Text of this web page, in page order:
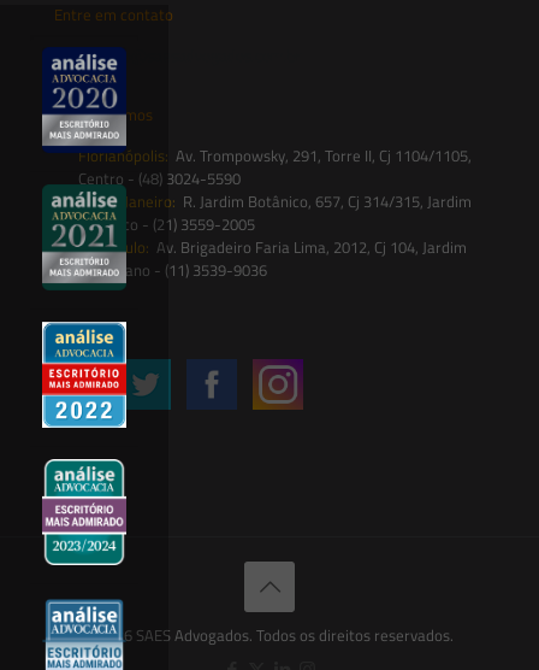
Entre em contato
contato@saesadvogados.com.br
Onde estamos
Florianópolis: Av. Trompowsky, 291, Torre II, Cj 1104/1105,
Centro - (48) 3024-5590
Rio de Janeiro: R. Jardim Botânico, 657, Cj 314/315, Jardim
Botânico - (21) 3559-2005
São Paulo: Av. Brigadeiro Faria Lima, 2012, Cj 104, Jardim
Paulistano - (11) 3539-9036
Siga-nos
© 2026 SAES Advogados. Todos os direitos reservados.